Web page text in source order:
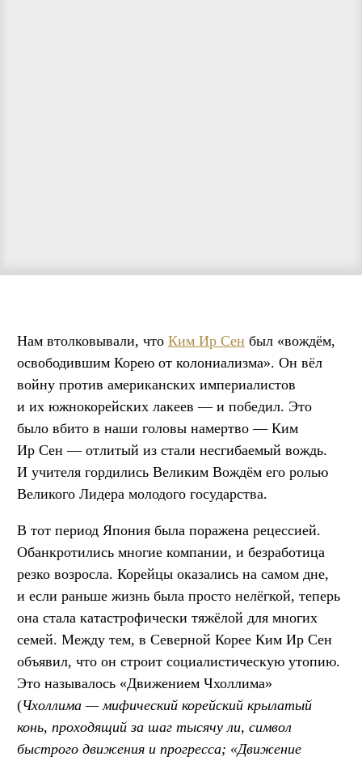
Нам втолковывали, что Ким Ир Сен был «вождём,
освободившим Корею от колониализма». Он вёл
войну против американских империалистов
и их южнокорейских лакеев — и победил. Это
было вбито в наши головы намертво — Ким
Ир Сен — отлитый из стали несгибаемый вождь.
И учителя гордились Великим Вождём его ролью
Великого Лидера молодого государства.
В тот период Япония была поражена рецессией.
Обанкротились многие компании, и безработица
резко возросла. Корейцы оказались на самом дне,
и если раньше жизнь была просто нелёгкой, теперь
она стала катастрофически тяжёлой для многих
семей. Между тем, в Северной Корее Ким Ир Сен
объявил, что он строит социалистическую утопию.
Это называлось «Движением Чхоллима»
(Чхоллима — мифический корейский крылатый
конь, проходящий за шаг тысячу ли, символ
быстрого движения и прогресса; «Движение